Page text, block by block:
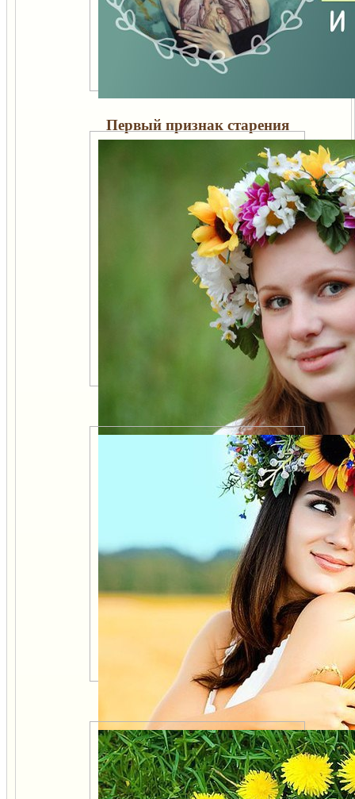
Первый признак старения
организма и начала
Расслабляемся По-Женски
Заметная женщина